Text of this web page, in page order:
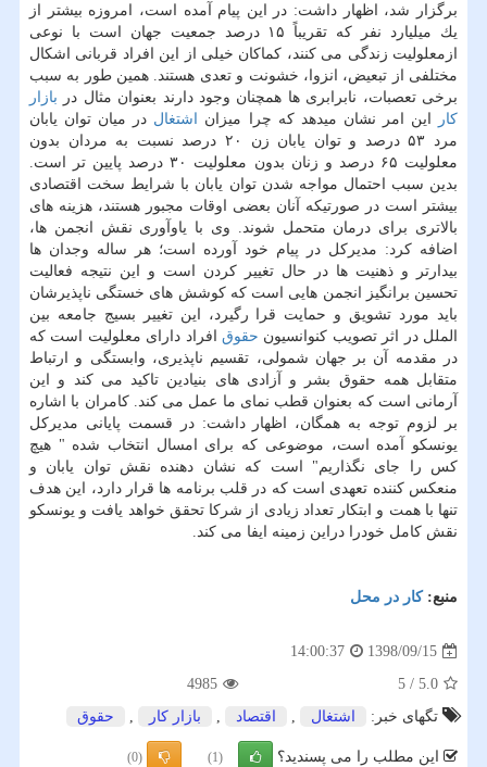
برگزار شد، اظهار داشت: در این پیام آمده است، امروزه بیشتر از
یك میلیارد نفر كه تقریباً ۱۵ درصد جمعیت جهان است با نوعی
ازمعلولیت زندگی می كنند، كماكان خیلی از این افراد قربانی اشكال
مختلفی از تبعیض، انزوا، خشونت و تعدی هستند. همین طور به سبب
برخی تعصبات، نابرابری ها همچنان وجود دارند بعنوان مثال در بازار
كار
این امر نشان میدهد كه چرا میزان اشتغال در میان توان یابان
مرد ۵۳ درصد و توان یابان زن ۲۰ درصد نسبت به مردان بدون
معلولیت ۶۵ درصد و زنان بدون معلولیت ۳۰ درصد پایین تر است.
بدین سبب احتمال مواجه شدن توان یابان با شرایط سخت اقتصادی
بیشتر است در صورتیكه آنان بعضی اوقات مجبور هستند، هزینه های
بالاتری برای درمان متحمل شوند. وی با یاوآوری نقش انجمن ها،
اضافه كرد: مدیركل در پیام خود آورده است؛ هر ساله وجدان ها
بیدارتر و ذهنیت ها در حال تغییر كردن است و این نتیجه فعالیت
تحسین برانگیز انجمن هایی است كه كوشش های خستگی ناپذیرشان
باید مورد تشویق و حمایت قرا رگیرد، این تغییر بسیج جامعه بین
الملل در اثر تصویب كنوانسیون حقوق افراد دارای معلولیت است كه
در مقدمه آن بر جهان شمولی، تقسیم ناپذیری، وابستگی و ارتباط
متقابل همه حقوق بشر و آزادی های بنیادین تاكید می كند و این
آرمانی است كه بعنوان قطب نمای ما عمل می كند. كامران با اشاره
بر لزوم توجه به همگان، اظهار داشت: در قسمت پایانی مدیركل
یونسكو آمده است، موضوعی كه برای امسال انتخاب شده " هیچ
كس را جای نگذاریم" است كه نشان دهنده نقش توان یابان و
منعكس كننده تعهدی است كه در قلب برنامه ها قرار دارد، این هدف
تنها با همت و ابتكار تعداد زیادی از شركا تحقق خواهد یافت و یونسكو
نقش كامل خودرا دراین زمینه ایفا می كند.
منبع:كار در محل
1398/09/15
14:00:37
5.0
/
5
4985
تگهای خبر:
اشتغال , اقتصاد , بازار كار , حقوق
این مطلب را می پسندید؟ (1)
(0)